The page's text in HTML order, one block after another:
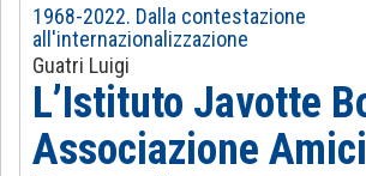
1968-2022. Dalla contestazione
all'internazionalizzazione
Guatri Luigi
L’Istituto Javotte
Associazione